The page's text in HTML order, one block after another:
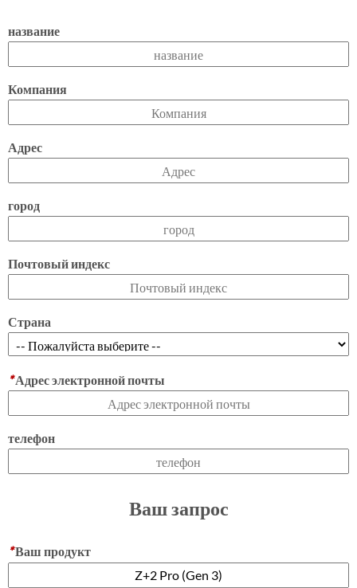
название
Компания
Адрес
город
Почтовый индекс
Страна
*Адрес электронной почты
телефон
Ваш запрос
*Ваш продукт